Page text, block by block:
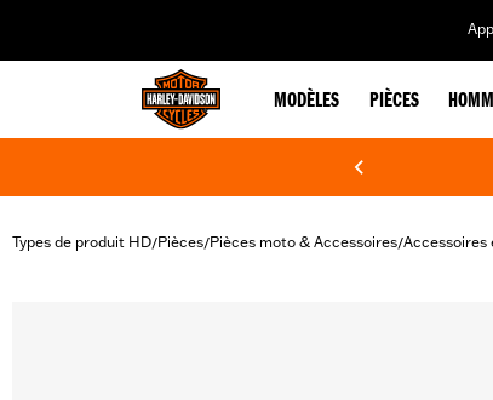
MODÈLES PIÈCES
Types de produit HD/Pièces/Pièces moto & Accessoires/Accessoires